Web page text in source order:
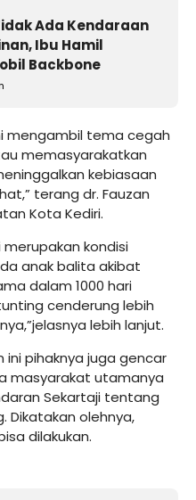
Ada Kendaraan
Ibu Hamil
Backbone
mengambil tema cegah
memasyarakatkan
kebiasaan
terang dr. Fauzan
Kota Kediri.
kondisi
anak balita akibat
dalam 1000 hari
cenderung lebih
lebih lanjut.
ini pihaknya juga gencar
masyarakat utamanya
Sekartaji tentang
Dikatakan olehnya,
dilakukan.